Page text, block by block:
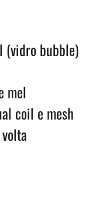
(vidro bubble)
mel
coil e mesh